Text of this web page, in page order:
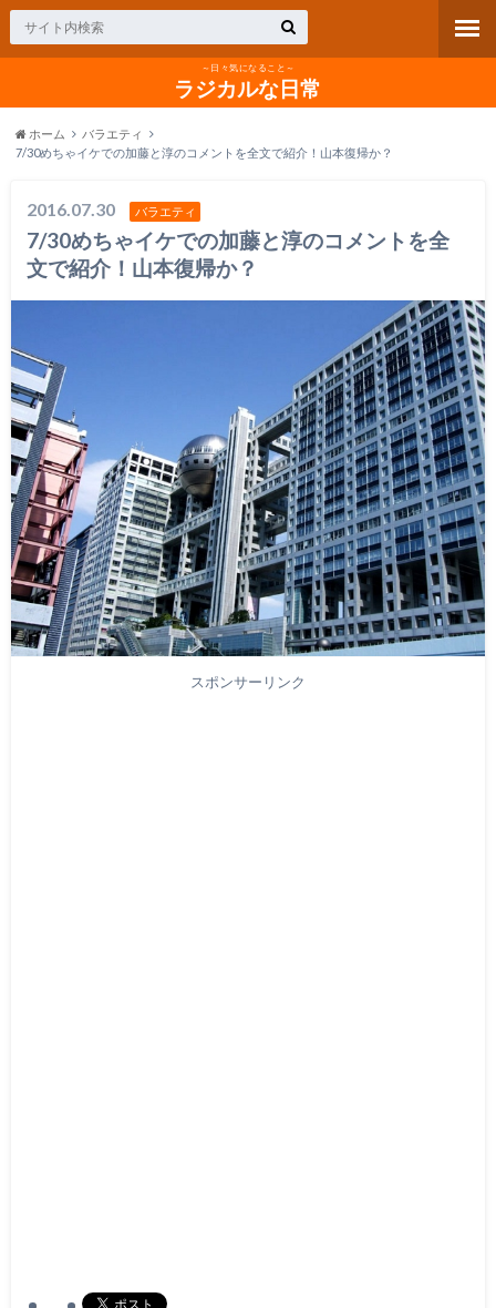
～日々気になること～
ラジカルな日常
ホーム
バラエティ
7/30めちゃイケでの加藤と淳のコメントを全文で紹介！山本復帰か？
2016.07.30 バラエティ
7/30めちゃイケでの加藤と淳のコメントを全
文で紹介！山本復帰か？
スポンサーリンク